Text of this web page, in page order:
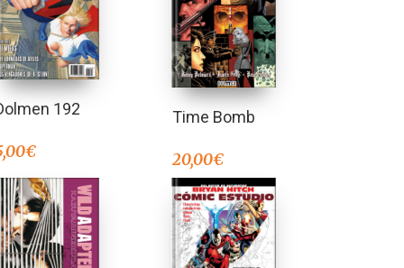
192
€
Time Bomb
20,00€